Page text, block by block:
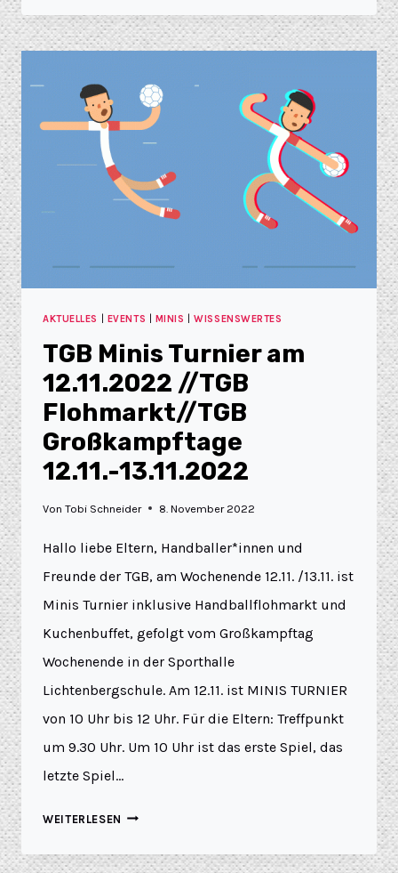
AKTUELLES EVENTS MINIS |WISSENSWERTES
TGB Minis Turnier am
12.11.2022 //TGB
Flohmarkt//TGB
Großkampftage
12.11.-13.11.2022
Von Tobi Schneider 8. November 2022
Hallo liebe Eltern, Handballer*innen und
Freunde der TGB, am Wochenende 12.11. /13.11. ist
Minis Turnier inklusive Handballflohmarkt und
Kuchenbuffet, gefolgt vom Großkampftag
Wochenende in der Sporthalle
Lichtenbergschule. Am 12.11. ist MINIS TURNIER
von 10 Uhr bis 12 Uhr. Für die Eltern: Treffpunkt
um 9.30 Uhr. Um 10 Uhr ist das erste Spiel, das
letzte Spiel…
WEITERLESEN